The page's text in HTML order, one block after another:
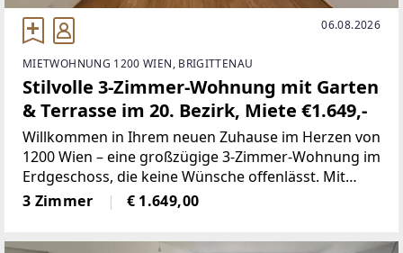
06.08.2026
MIETWOHNUNG 1200 WIEN, BRIGITTENAU
Stilvolle 3-Zimmer-Wohnung mit Garten
& Terrasse im 20. Bezirk, Miete €1.649,-
Willkommen in Ihrem neuen Zuhause im Herzen von
1200 Wien – eine großzügige 3-Zimmer-Wohnung im
Erdgeschoss, die keine Wünsche offenlässt. Mit
einer Wohnfläche von 81,98 m² bietet diese
Immobilie ausreichend Platz für Paare, kleine
3 Zimmer € 1.649,00